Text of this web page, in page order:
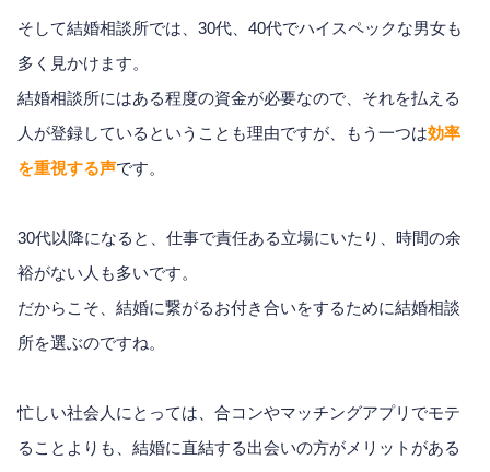
そして結婚相談所では、30代、40代でハイスペックな男女も
多く見かけます。
結婚相談所にはある程度の資金が必要なので、それを払える
人が登録しているということも理由ですが、もう一つは効率
を重視する声です。
30代以降になると、仕事で責任ある立場にいたり、時間の余
裕がない人も多いです。
だからこそ、結婚に繋がるお付き合いをするために結婚相談
所を選ぶのですね。
忙しい社会人にとっては、合コンやマッチングアプリでモテ
ることよりも、結婚に直結する出会いの方がメリットがある